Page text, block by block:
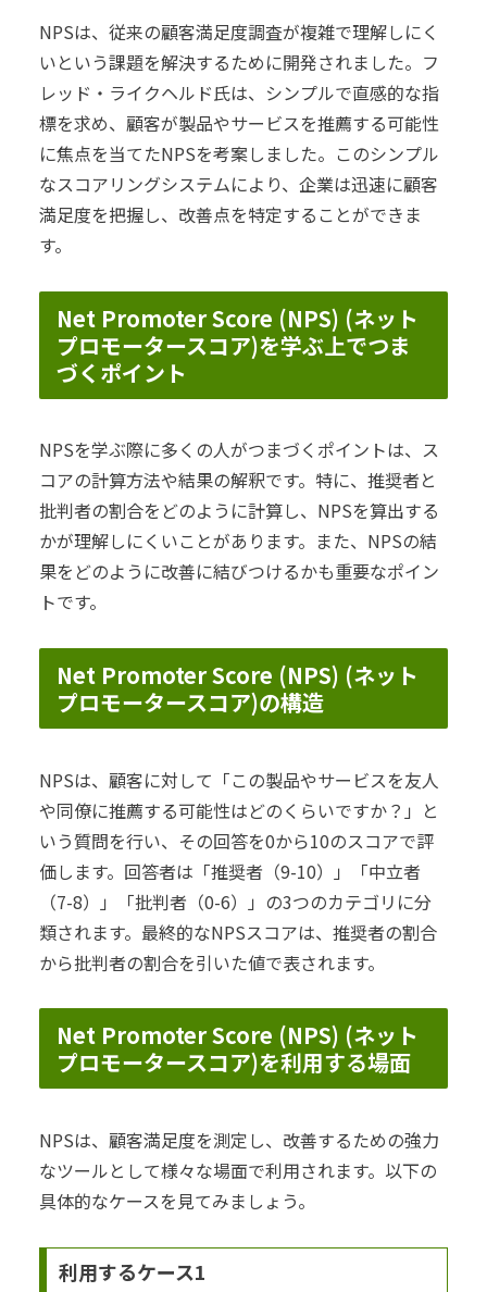
NPSは、従来の顧客満足度調査が複雑で理解しにく
いという課題を解決するために開発されました。フ
レッド・ライクヘルド氏は、シンプルで直感的な指
標を求め、顧客が製品やサービスを推薦する可能性
に焦点を当てたNPSを考案しました。このシンプル
なスコアリングシステムにより、企業は迅速に顧客
満足度を把握し、改善点を特定することができま
す。
Net Promoter Score (NPS) (ネット
プロモータースコア)を学ぶ上でつま
づくポイント
NPSを学ぶ際に多くの人がつまづくポイントは、ス
コアの計算方法や結果の解釈です。特に、推奨者と
批判者の割合をどのように計算し、NPSを算出する
かが理解しにくいことがあります。また、NPSの結
果をどのように改善に結びつけるかも重要なポイン
トです。
Net Promoter Score (NPS) (ネット
プロモータースコア)の構造
NPSは、顧客に対して「この製品やサービスを友人
や同僚に推薦する可能性はどのくらいですか？」と
いう質問を行い、その回答を0から10のスコアで評
価します。回答者は「推奨者（9-10）」「中立者
（7-8）」「批判者（0-6）」の3つのカテゴリに分
類されます。最終的なNPSスコアは、推奨者の割合
から批判者の割合を引いた値で表されます。
Net Promoter Score (NPS) (ネット
プロモータースコア)を利用する場面
NPSは、顧客満足度を測定し、改善するための強力
なツールとして様々な場面で利用されます。以下の
具体的なケースを見てみましょう。
利用するケース1